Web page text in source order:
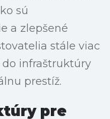
sú
a zlepšené
stále viac
infraštruktúry
prestíž.
pre